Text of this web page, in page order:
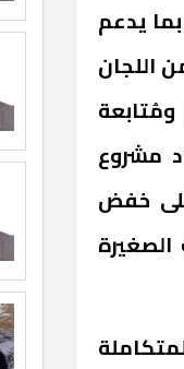
يدعم
اللجان
مشروع
خفض